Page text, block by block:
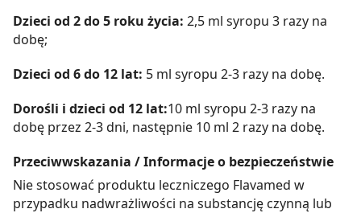
Dzieci od 2 do 5 roku życia: 2,5 ml syropu 3 razy na
dobę;
Dzieci od 6 do 12 lat: 5 ml syropu 2-3 razy na dobę.
Dorośli i dzieci od 12 lat:10 ml syropu 2-3 razy na
dobę przez 2-3 dni, następnie 10 ml 2 razy na dobę.
Przeciwwskazania / Informacje o bezpieczeństwie
Nie stosować produktu leczniczego Flavamed w
przypadku nadwrażliwości na substancję czynną lub